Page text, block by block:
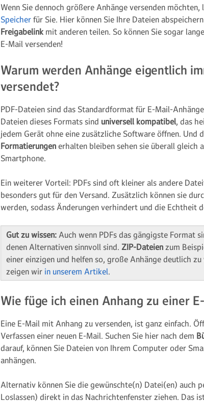
Wenn Sie dennoch größere Anhänge versenden
Speicher für Sie. Hier können Sie Ihre Dateien
Freigabelink mit anderen teilen. So können Sie sogar
E-Mail versenden!
Warum werden Anhänge eigentlich
versendet?
PDF-Dateien sind das Standardformat für E-Mail-
Dateien dieses Formats sind universell kompatibel, das
jedem Gerät ohne eine zusätzliche Software öffnen. Und
Formatierungen erhalten bleiben sehen sie überall gleich
Smartphone.
Ein weiterer Vorteil: PDFs sind oft kleiner als andere
besonders gut für den Versand. Zusätzlich können sie
werden, sodass Änderungen verhindert und die Echtheit
Gut zu wissen: Auch wenn PDFs das gängigste Format
denen Alternativen sinnvoll sind. ZIP-Dateien zum
einer einzigen und helfen so, große Anhänge deutlich
zeigen wir in unserem Artikel.
Wie füge ich einen Anhang zu einer
Eine E-Mail mit Anhang zu versenden, ist ganz einfach.
Verfassen einer neuen E-Mail. Suchen Sie hier nach dem
darauf, können Sie Dateien von Ihrem Computer oder
anhängen.
Alternativ können Sie die gewünschte(n) Datei(en) auch
Loslassen) direkt in das Nachrichtenfenster ziehen. Das